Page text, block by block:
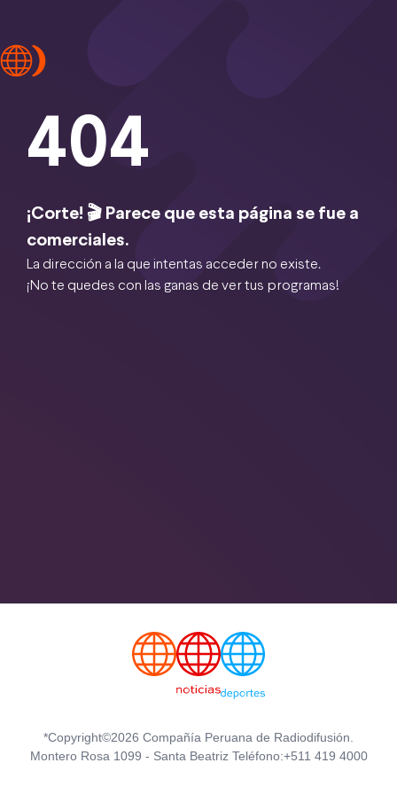
404
¡Corte! 🎬 Parece que esta página se fue a
comerciales.
La dirección a la que intentas acceder no existe.
¡No te quedes con las ganas de ver tus programas!
*Copyright©2026 Compañía Peruana de Radiodifusión.
Montero Rosa 1099 - Santa Beatriz Teléfono:+511 419 4000